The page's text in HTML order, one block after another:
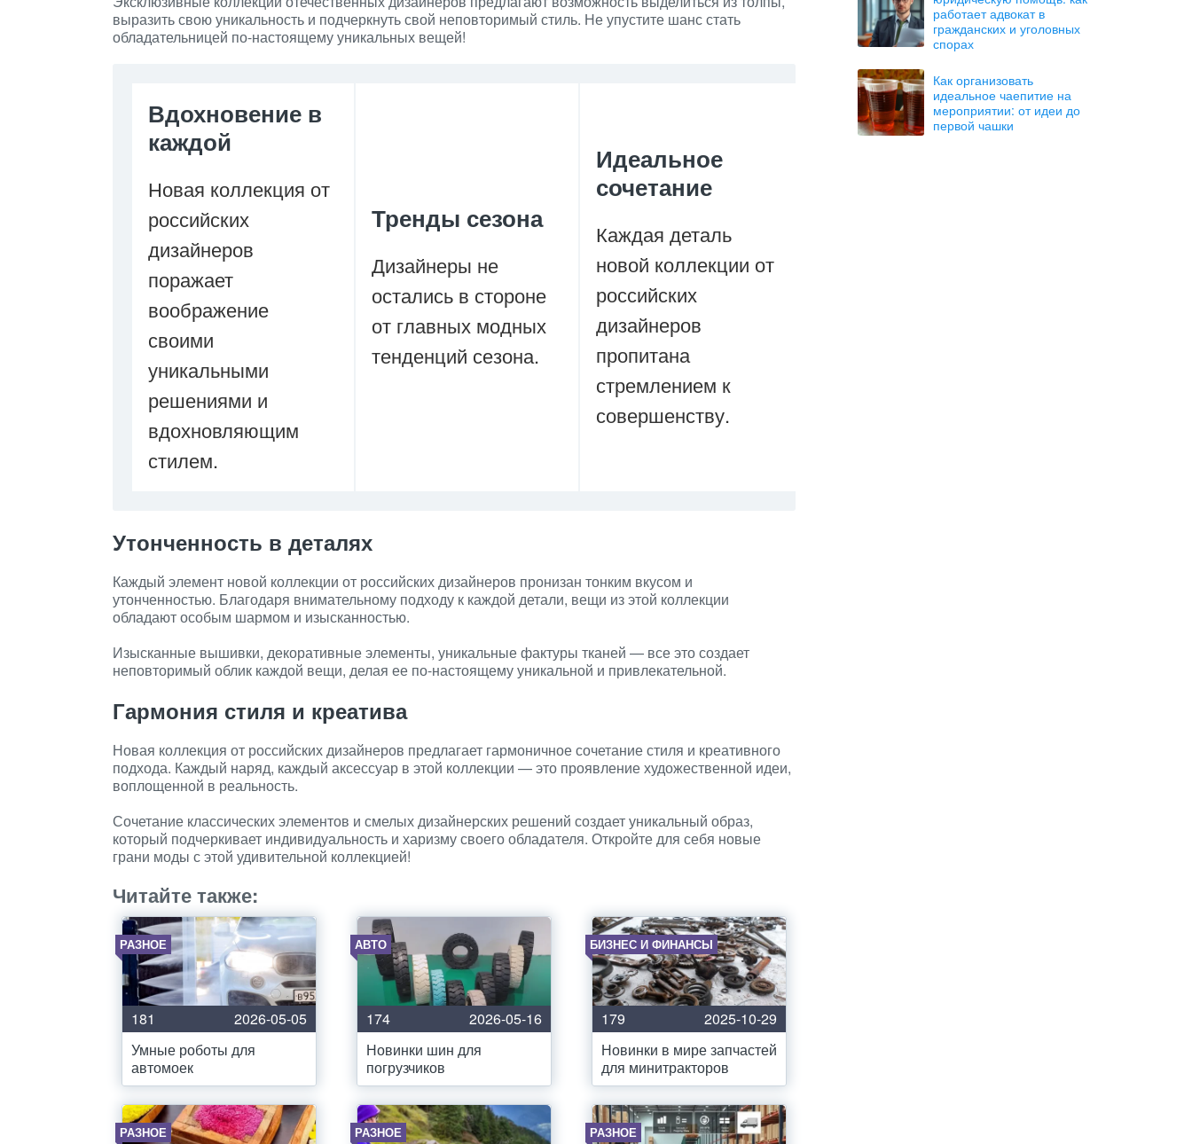
выразить свою уникальность и подчеркнуть свой неповторимый стиль. Не упустите шанс стать
обладательницей по-настоящему уникальных вещей!
Вдохновение в
каждой
Новая коллекция от
российских
дизайнеров
поражает
воображение
своими
уникальными
решениями и
вдохновляющим
стилем.
Тренды сезона
Дизайнеры не
остались в стороне
от главных модных
тенденций сезона.
Идеальное
сочетание
Каждая деталь
новой коллекции от
российских
дизайнеров
пропитана
стремлением к
совершенству.
Утонченность в деталях
Каждый элемент новой коллекции от российских дизайнеров пронизан тонким вкусом и
утонченностью. Благодаря внимательному подходу к каждой детали, вещи из этой коллекции
обладают особым шармом и изысканностью.
Изысканные вышивки, декоративные элементы, уникальные фактуры тканей — все это создает
неповторимый облик каждой вещи, делая ее по-настоящему уникальной и привлекательной.
Гармония стиля и креатива
Новая коллекция от российских дизайнеров предлагает гармоничное сочетание стиля и креативного
подхода. Каждый наряд, каждый аксессуар в этой коллекции — это проявление художественной идеи,
воплощенной в реальность.
Сочетание классических элементов и смелых дизайнерских решений создает уникальный образ,
который подчеркивает индивидуальность и харизму своего обладателя. Откройте для себя новые
грани моды с этой удивительной коллекцией!
Читайте также:
РАЗНОЕ
181
2026-05-05
Умные роботы для
автомоек
АВТО
174
2026-05-16
Новинки шин для
погрузчиков
БИЗНЕС И ФИНАНСЫ
179
2025-10-29
Новинки в мире запчастей
для минитракторов
РАЗНОЕ РАЗНОЕ РАЗНОЕ
работает адвокат в
гражданских и уголовных
спорах
Как организовать
идеальное чаепитие на
мероприятии: от идеи до
первой чашки